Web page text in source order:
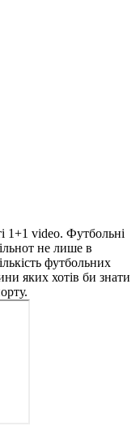
1+1 video. Футбольні
не лише в
футбольних
яких хотів би знати